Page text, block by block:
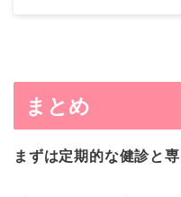
まとめ
まずは定期的な健診と